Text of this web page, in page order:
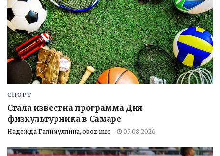
СПОРТ
Стала известна программа Дня
физкультурника в Самаре
Надежда Галимуллина, oboz.info 05.08.2026